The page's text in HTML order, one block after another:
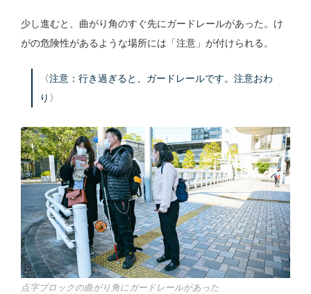
少し進むと、曲がり角のすぐ先にガードレールがあった。け
がの危険性があるような場所には「注意」が付けられる。
〈注意：行き過ぎると、ガードレールです。注意おわ
り〉
点字ブロックの曲がり角にガードレールがあった